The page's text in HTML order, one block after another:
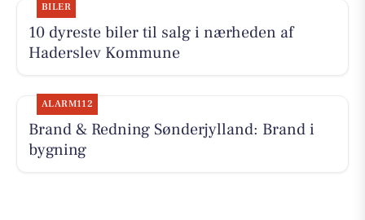
BILER
10 dyreste biler til salg i nærheden af
Haderslev Kommune
ALARM112
Brand & Redning Sønderjylland: Brand i
bygning